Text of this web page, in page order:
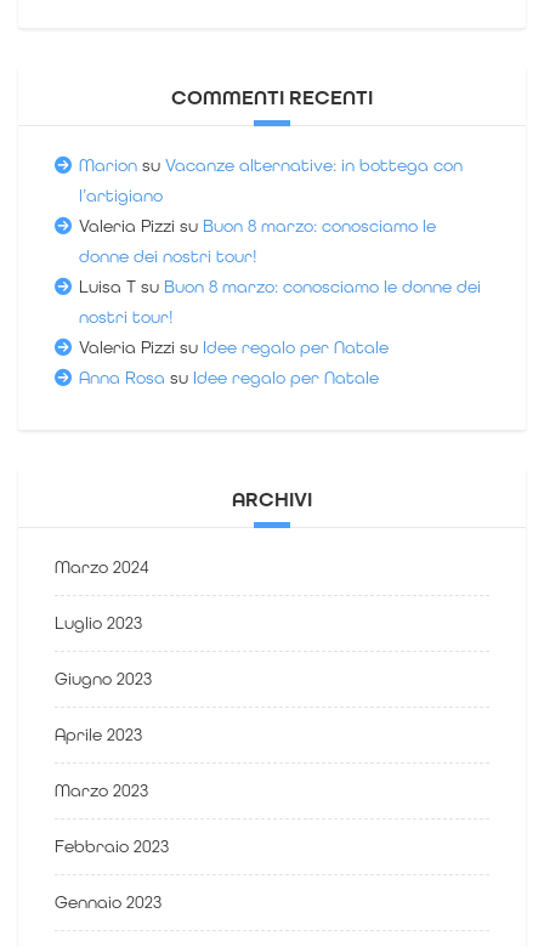
COMMENTI RECENTI
Marion su Vacanze alternative: in bottega con
l’artigiano
Valeria Pizzi su Buon 8 marzo: conosciamo le
donne dei nostri tour!
Luisa T su Buon 8 marzo: conosciamo le donne dei
nostri tour!
Valeria Pizzi su Idee regalo per Natale
Anna Rosa su Idee regalo per Natale
ARCHIVI
Marzo 2024
Luglio 2023
Giugno 2023
Aprile 2023
Marzo 2023
Febbraio 2023
Gennaio 2023